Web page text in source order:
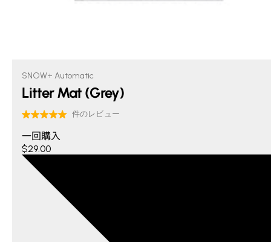
SNOW+ Automatic
Litter Mat (Grey)
一回購入
$29.00